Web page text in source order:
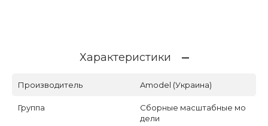
Характеристики
Производитель Amodel (Украина)
Группа
Сборные масштабные мо
дели